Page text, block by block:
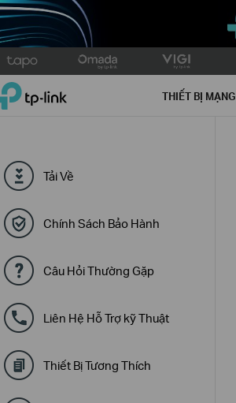
TP-Link, Reliably Smart THIẾT BỊ MẠNG
Tải Về
Chính Sách Bảo Hành
Câu Hỏi Thường Gặp
Liên Hệ Hỗ Trợ kỹ Thuật
Thiết Bị Tương Thích